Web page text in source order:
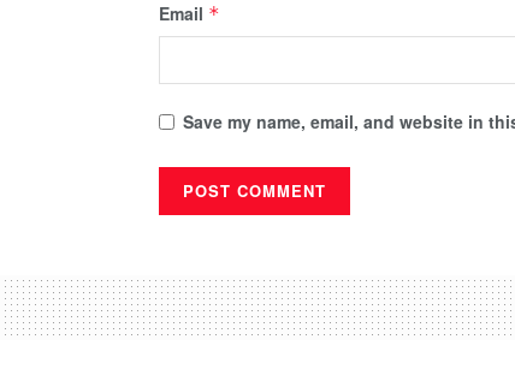
Email *
Save my name, email, and website in